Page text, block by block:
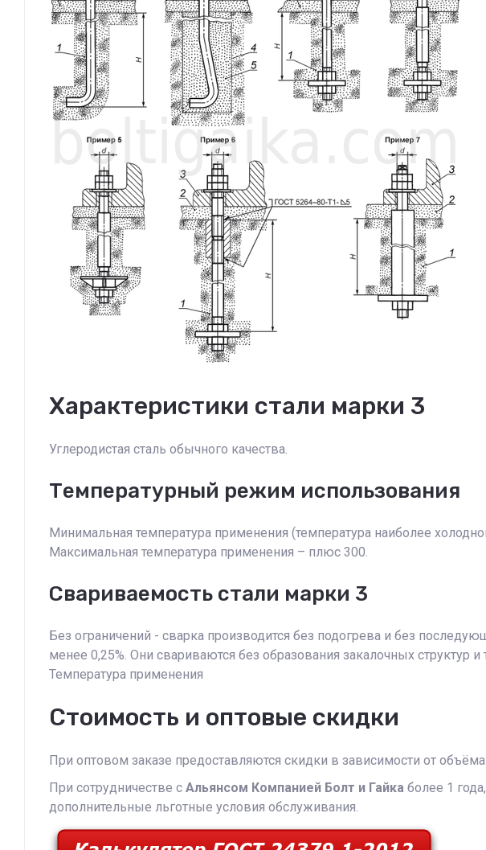
Характеристики стали марки 3
Углеродистая сталь обычного качества.
Температурный режим использования
Минимальная температура применения (температура наиболее
Максимальная температура применения – плюс 300.
Свариваемость стали марки 3
Без ограничений - сварка производится без подогрева и без
менее 0,25%. Они свариваются без образования закалочных
Температура применения
Стоимость и оптовые скидки
При оптовом заказе предоставляются скидки в зависимости от
При сотрудничестве с Альянсом Компанией Болт и Гайка более 1
дополнительные льготные условия обслуживания.